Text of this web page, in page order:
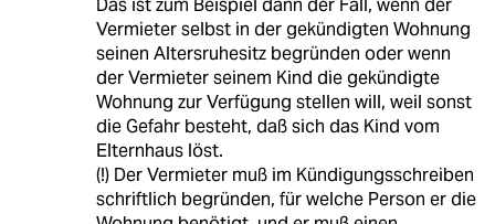
Das ist zum Beispiel dann der Fall, wenn der
Vermieter selbst in der gekündigten Wohnung
seinen Altersruhesitz begründen oder wenn
der Vermieter seinem Kind die gekündigte
Wohnung zur Verfügung stellen will, weil sonst
die Gefahr besteht, daß sich das Kind vom
Elternhaus löst.
(!) Der Vermieter muß im Kündigungsschreiben
schriftlich begründen, für welche Person er die